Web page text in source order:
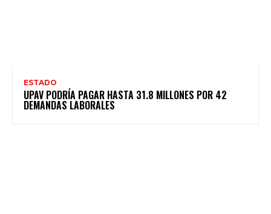
ESTADO
UPAV PODRÍA PAGAR HASTA 31.8 MILLONES POR 42
DEMANDAS LABORALES